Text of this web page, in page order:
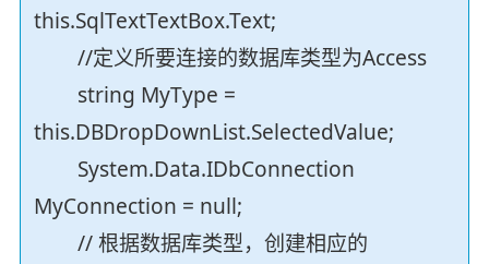
this.SqlTextTextBox.Text;
//定义所要连接的数据库类型为Access
string MyType =
this.DBDropDownList.SelectedValue;
System.Data.IDbConnection
MyConnection = null;
// 根据数据库类型，创建相应的